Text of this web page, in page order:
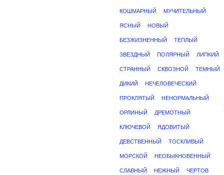
КОШМАРНЫЙ МУЧИТЕЛЬНЫЙ
ЯСНЫЙ НОВЫЙ
БЕЗЖИЗНЕННЫЙ ТЕПЛЫЙ
ЗВЕЗДНЫЙ ПОЛЯРНЫЙ ЛИПКИЙ
СТРАННЫЙ СКВОЗНОЙ ТЕМНЫЙ
ДИКИЙ НЕЧЕЛОВЕЧЕСКИЙ
ПРОКЛЯТЫЙ НЕНОРМАЛЬНЫЙ
ОРЛИНЫЙ ДРЕМОТНЫЙ
КЛЮЧЕВОЙ ЯДОВИТЫЙ
ДЕВСТВЕННЫЙ ТОСКЛИВЫЙ
МОРСКОЙ НЕОБЫКНОВЕННЫЙ
СЛАВНЫЙ НЕЖНЫЙ ЧЕРТОВ